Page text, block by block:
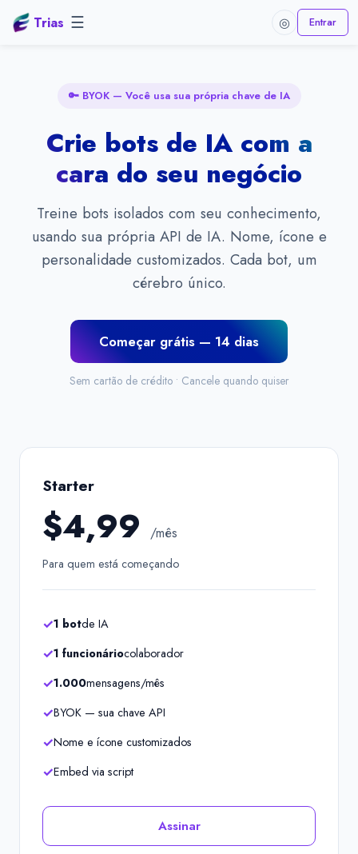
Trias ☰ ◎ Entrar
🔑 BYOK — Você usa sua própria chave de IA
Crie bots de IA com a
cara do seu negócio
Treine bots isolados com seu conhecimento,
usando sua própria API de IA. Nome, ícone e
personalidade customizados. Cada bot, um
cérebro único.
Começar grátis — 14 dias
Sem cartão de crédito • Cancele quando quiser
Starter
$4,99 /mês
Para quem está começando
1 botde IA
1 funcionáriocolaborador
1.000mensagens/mês
BYOK — sua chave API
Nome e ícone customizados
Embed via script
Assinar